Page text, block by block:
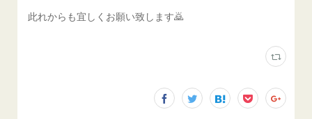
此れからも宜しくお願い致します🙇